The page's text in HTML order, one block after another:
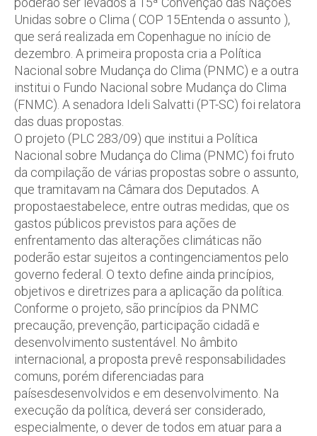
Unidas sobre o Clima ( COP 15Entenda o assunto ),
que será realizada em Copenhague no início de
dezembro. A primeira proposta cria a Política
Nacional sobre Mudança do Clima (PNMC) e a outra
institui o Fundo Nacional sobre Mudança do Clima
(FNMC). A senadora Ideli Salvatti (PT-SC) foi relatora
das duas propostas.
O projeto (PLC 283/09) que institui a Política
Nacional sobre Mudança do Clima (PNMC) foi fruto
da compilação de várias propostas sobre o assunto,
que tramitavam na Câmara dos Deputados. A
propostaestabelece, entre outras medidas, que os
gastos públicos previstos para ações de
enfrentamento das alterações climáticas não
poderão estar sujeitos a contingenciamentos pelo
governo federal. O texto define ainda princípios,
objetivos e diretrizes para a aplicação da política.
Conforme o projeto, são princípios da PNMC
precaução, prevenção, participação cidadã e
desenvolvimento sustentável. No âmbito
internacional, a proposta prevê responsabilidades
comuns, porém diferenciadas para
paísesdesenvolvidos e em desenvolvimento. Na
execução da política, deverá ser considerado,
especialmente, o dever de todos em atuar para a